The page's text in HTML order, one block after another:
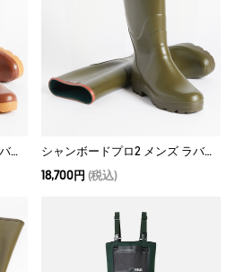
シャンボードプロ2 メンズ ラバーブーツ
シャンボードプロ2 メンズ ラバーブーツ
18,700円 (税込)